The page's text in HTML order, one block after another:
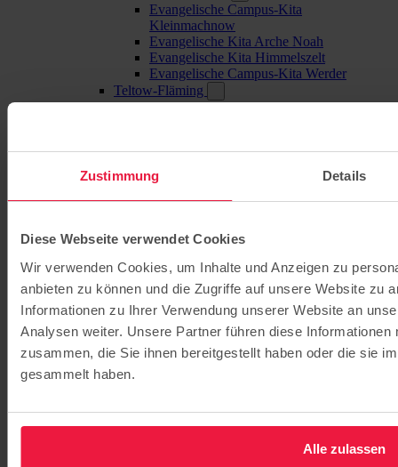
Zustimmung Details
Diese Webseite verwendet Cookies
Wir verwenden Cookies, um Inhalte und Anzeigen zu
anbieten zu können und die Zugriffe auf unsere Website zu
Informationen zu Ihrer Verwendung unserer Website an
Analysen weiter. Unsere Partner führen diese
zusammen, die Sie ihnen bereitgestellt haben oder die sie
gesammelt haben.
Alle zulassen
Evangelische Campus-Kita
Kleinmachnow
Evangelische Kita Arche Noah
Evangelische Kita Himmelszelt
Evangelische Campus-Kita Werder
Teltow-Fläming
Havelland
Grundschulen
Evangelische Grundschule Babelsberg
Evangelische Grundschule Bernau
Evangelische Grundschule Kleinmachnow
Evangelische Grundschule Potsdam
Evangelische Grundschule Mahlow
Gymnasien / Gesamtschulen
Evangelisches Gymnasium Hermannswerder
Evangelisches Gymnasium Kleinmachnow
Evangelische Gesamtschule Werder